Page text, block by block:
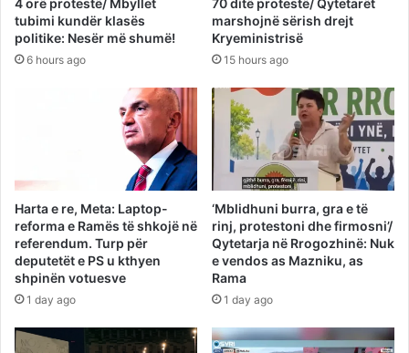
tubimi kundër klasës
politike: Nesër më shumë!
6 hours ago
marshojnë sërish drejt
Kryeministrisë
15 hours ago
Harta e re, Meta: Laptop-
reforma e Ramës të shkojë në
referendum. Turp për
deputetët e PS u kthyen
shpinën votuesve
1 day ago
‘Mblidhuni burra, gra e të
rinj, protestoni dhe firmosni’/
Qytetarja në Rrogozhinë: Nuk
e vendos as Mazniku, as
Rama
1 day ago